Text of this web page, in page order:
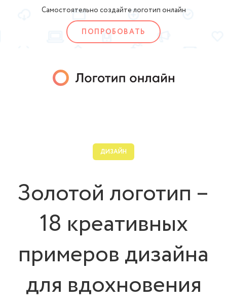
Самостоятельно создайте логотип онлайн
ПОПРОБОВАТЬ
ДИЗАЙН
Золотой логотип –
18 креативных
примеров дизайна
для вдохновения